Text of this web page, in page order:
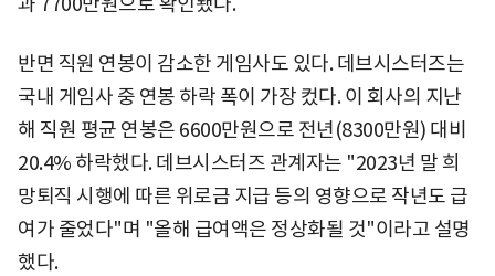
반면 직원 연봉이 감소한 게임사도 있다. 데브시스터즈는
국내 게임사 중 연봉 하락 폭이 가장 컸다. 이 회사의 지난
해 직원 평균 연봉은 6600만원으로 전년(8300만원) 대비
20.4% 하락했다. 데브시스터즈 관계자는 "2023년 말 희
망퇴직 시행에 따른 위로금 지급 등의 영향으로 작년도 급
여가 줄었다"며 "올해 급여액은 정상화될 것"이라고 설명
했다.